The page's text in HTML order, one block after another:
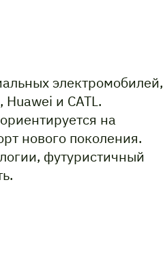
электромобилей,
и CATL.
на
нового поколения.
футуристичный